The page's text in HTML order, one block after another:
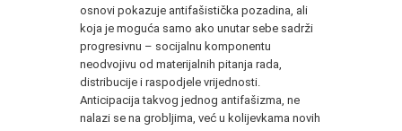
osnovi pokazuje antifašistička pozadina, ali
koja je moguća samo ako unutar sebe sadrži
progresivnu – socijalnu komponentu
neodvojivu od materijalnih pitanja rada,
distribucije i raspodjele vrijednosti.
Anticipacija takvog jednog antifašizma, ne
nalazi se na grobljima, već u kolijevkama novih